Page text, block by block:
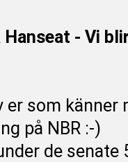
Hanseat - Vi
er som
på NBR :-)
de